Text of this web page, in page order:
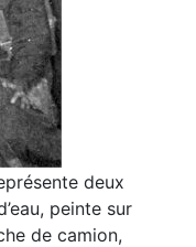
deux
peinte sur
de camion,